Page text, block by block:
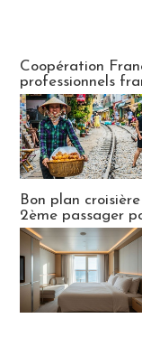
Coopération
professionnels
Bon plan
2ème passager